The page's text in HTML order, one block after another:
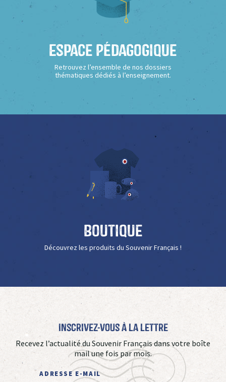
Espace Pédagogique
Retrouvez l’ensemble de nos dossiers
thématiques dédiés à l’enseignement.
Boutique
Découvrez les produits du Souvenir Français !
Inscrivez-vous à La Lettre
Recevez l’actualité du Souvenir Français dans votre boîte
mail une fois par mois.
ADRESSE E-MAIL